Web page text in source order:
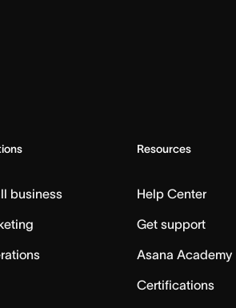
business
Resources
Help Center
Get support
Asana Academy
Certifications